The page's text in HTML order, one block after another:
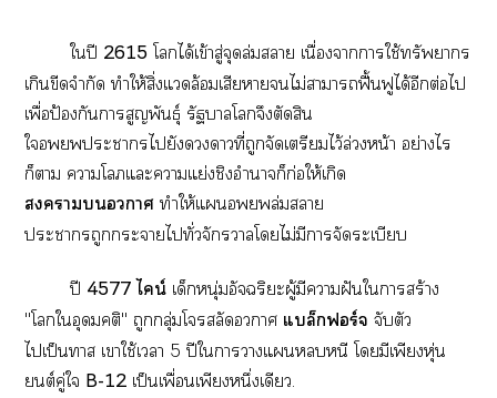
ใปี 2615 โได้เข้าสู่จุดล่มา เนื่องจากาใช้ทรัพยากร
เกินขีดจำกัด ทำให้สิ่งแวดล้อมเสียาไม่าาฟื้นฟูได้อีกต่อไ
เพื่อป้องกันาสูญพันธุ์ รัฐบาลโจึงตัดสิน
ใะาไยังาที่ถูกจัดเตรียมไว้ล่วงหน้า อย่างไร
ก็า าโแะาแย่งชิงอำนาจก็ก่อให้เกิด
าา ทำให้แล่มา
ะาถูกะาไทั่วจักรวาลโไม่มีาจัดระเบียบ
ปี 4577 ไน์ เด็กหนุ่มอัจฉริยะผู้มีาฝันใาสร้าง
"โใอุดมคติ" ถูกกลุ่มโสลัดา แบล็กฟอร์จจับตัว
ไเป็นา เาใช้เา 5 ปีใาาแหนี โมีเพียงหุ่น
ยนต์คู่ใ B-12 เป็นเพื่อนเพียงหนึ่งเดียว.